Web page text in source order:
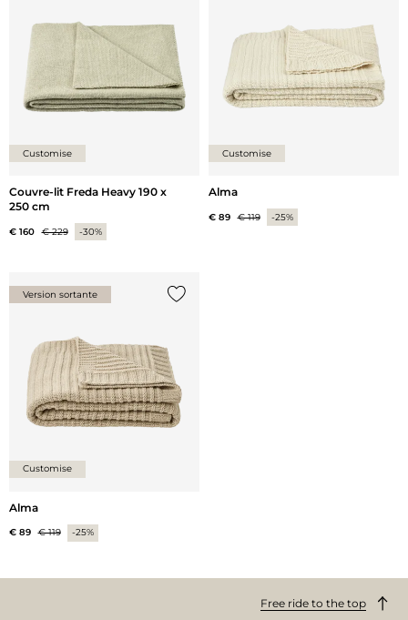
Customise
Couvre-lit Freda Heavy 190 x
250 cm
€ 160 € 229 -30%
Customise
Alma
€ 89 € 119 -25%
Version sortante
Customise
Alma
€ 89 € 119 -25%
Free ride to the top